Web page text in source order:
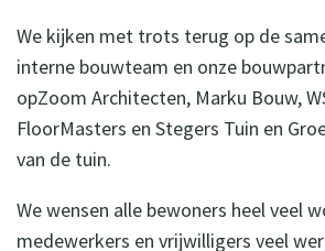
We kijken met trots terug op de
interne bouwteam en onze
opZoom Architecten, Marku Bouw,
FloorMasters en Stegers Tuin en
van de tuin.
We wensen alle bewoners heel veel
medewerkers en vrijwilligers veel